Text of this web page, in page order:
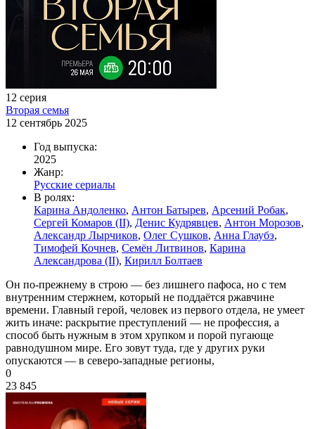
12 серия
Вторая семья
12 сентябрь 2025
Год выпуска:
2025
Жанр:
Русские сериалы
В ролях:
Карина Андоленко, Антон Батырев, Арсений Робак,
Сергей Комаров (II), Денис Кудрявцев, Антон Морозов,
Александр Лырчиков, Олег Сушков, Анна Глаубэ,
Тимофей Кочнев, Семён Литвинов, Карина
Александрова (II), Кирилл Болтаев
Он по-прежнему в строю — без лишнего пафоса, но с тем
внутренним стержнем, который не поддаётся ржавчине
времени. Главный герой, человек из первого отдела, не умеет
жить иначе: раскрытие преступлений — не профессия, а
способ быть нужным в этом хрупком и порой пугающе
равнодушном мире. Его зовут туда, где у других руки
опускаются — в северо-западные регионы,
0
23 845